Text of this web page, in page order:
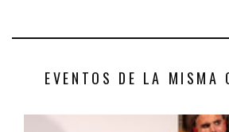
EVENTOS DE LA MISMA